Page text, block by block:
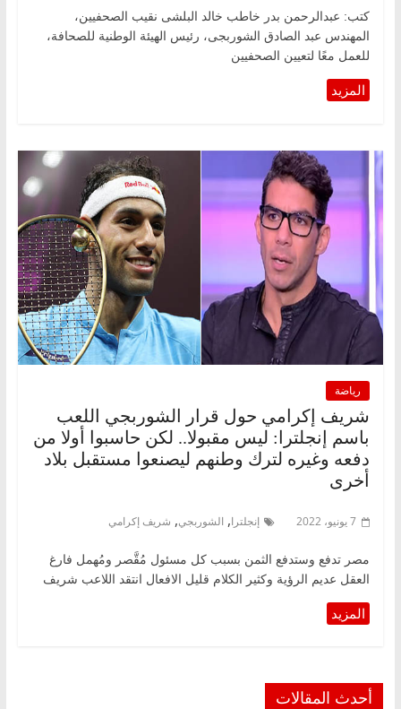
كتب: عبدالرحمن بدر خاطب خالد البلشى نقيب الصحفيين،
المهندس عبد الصادق الشوربجى، رئيس الهيئة الوطنية للصحافة،
للعمل معًا لتعيين الصحفيين
رياضة
شريف إكرامي حول قرار الشوربجي اللعب
باسم إنجلترا: ليس مقبولا.. لكن حاسبوا أولا من
دفعه وغيره لترك وطنهم ليصنعوا مستقبل بلاد
أخرى
7 يونيو، 2022 إنجلترا, الشوربجي, شريف إكرامي
مصر تدفع وستدفع الثمن بسبب كل مسئول مُقَّصر ومُهمل فارغ
العقل عديم الرؤية وكثير الكلام قليل الافعال انتقد اللاعب شريف
أحدث المقالات